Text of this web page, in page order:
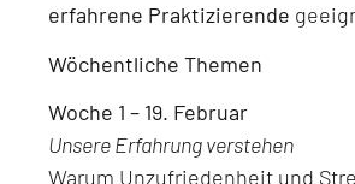
erfahrene Praktizierende
Wöchentliche Themen
Woche 1 – 19. Februar
Unsere Erfahrung verstehen
Warum Unzufriedenheit und